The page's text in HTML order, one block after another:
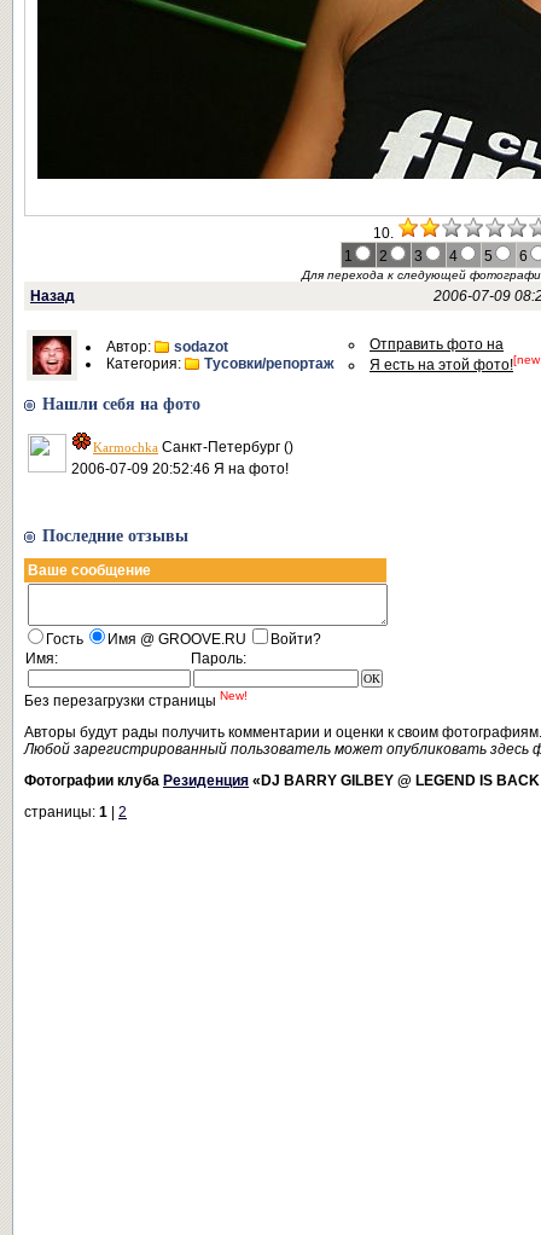
10.
1
2 3 4 5 6
Для перехода к следующей
Назад 2006-07-09
Автор:
sodazot
Категория:
Тусовки/репортаж
Отправить фото на
Я есть на этой фото!
Нашли себя на фото
Karmochka Санкт-Петербург ()
2006-07-09 20:52:46 Я на фото!
Последние отзывы
Ваше сообщение
Гость Имя @ GROOVE.RU
Войти?
Имя:
Пароль:
Без перезагрузки страницы New!
Авторы будут рады получить комментарии и оценки к своим
Любой зарегистрированный пользователь может опубликовать здесь
Фотографии клуба Резиденция «DJ BARRY GILBEY @ LEGEND IS
страницы: 1 2